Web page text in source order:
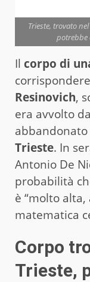
Trieste, trovato
potrebbe
Il corpo di
Resinovich,
era avvolto
abbandonato
Trieste. In
Antonio De
probabilità
è “molto
matematica
Corpo
Trieste,